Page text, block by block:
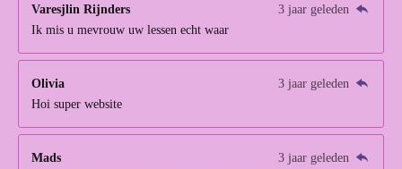
Varesjlin Rijnders
3 jaar geleden
Ik mis u mevrouw uw lessen echt waar
Olivia
3 jaar geleden
Hoi super website
Mads
3 jaar geleden